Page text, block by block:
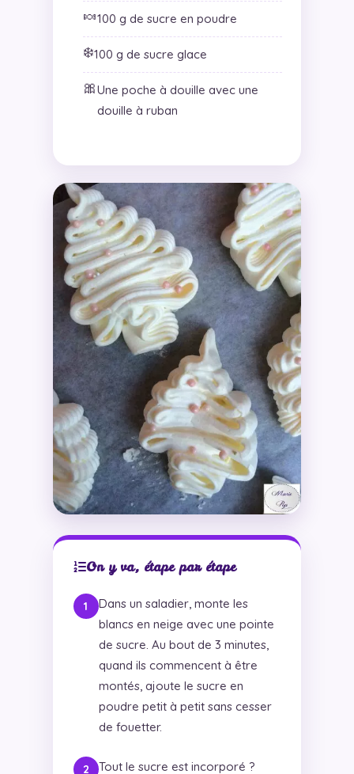
🍬100 g de sucre en poudre
❄️100 g de sucre glace
🎀Une poche à douille avec une
douille à ruban
On y va, étape par étape
Dans un saladier, monte les
blancs en neige avec une pointe
de sucre. Au bout de 3 minutes,
quand ils commencent à être
montés, ajoute le sucre en
poudre petit à petit sans cesser
de fouetter.
Tout le sucre est incorporé ?